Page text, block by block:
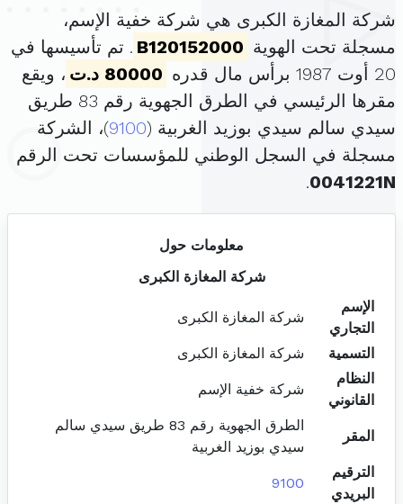
شركة المغازة الكبرى هي شركة خفية الإسم،
مسجلة تحت الهوية B120152000 . تم تأسيسها في
20 أوت 1987 برأس مال قدره
80000 د.ت
، ويقع
مقرها الرئيسي في الطرق الجهوية رقم 83 طريق
سيدي سالم سيدي بوزيد الغربية (9100)، الشركة
مسجلة في السجل الوطني للمؤسسات تحت الرقم
0041221N
.
معلومات حول
شركة المغازة الكبرى
الإسم
التجاري
شركة المغازة الكبرى
التسمية
شركة المغازة الكبرى
النظام
القانوني
شركة خفية الإسم
المقر
الطرق الجهوية رقم 83 طريق سيدي سالم
سيدي بوزيد الغربية
الترقيم
البريدي
9100